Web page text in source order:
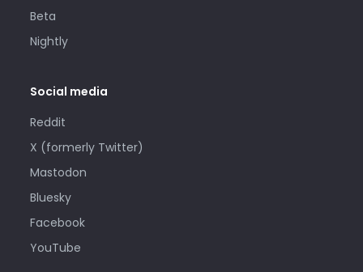
Beta
Nightly
Social media
Reddit
X (formerly Twitter)
Mastodon
Bluesky
Facebook
YouTube